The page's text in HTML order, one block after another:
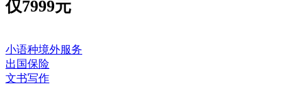
仅7999元
小语种境外服务
出国保险
文书写作